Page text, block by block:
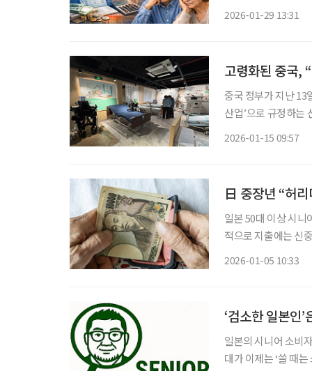
2026-01-29 13:31
고령화된 중국,
중국 정부가 지난 13
산업’으로 규정하는
2026-01-15 09:57
日 중장년 “허
일본 50대 이상 시니
적으로 지출에는 신
2026-01-05 10:33
‘검소한 일본인
일본의 시니어 소비
대가 이제는 ‘쓸 때